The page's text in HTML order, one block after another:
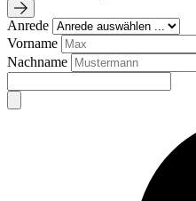
Anrede
Vorname
Nachname